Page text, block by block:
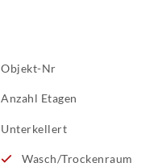
Objekt-Nr
Anzahl Etagen
Unterkellert
Wasch/Trockenraum